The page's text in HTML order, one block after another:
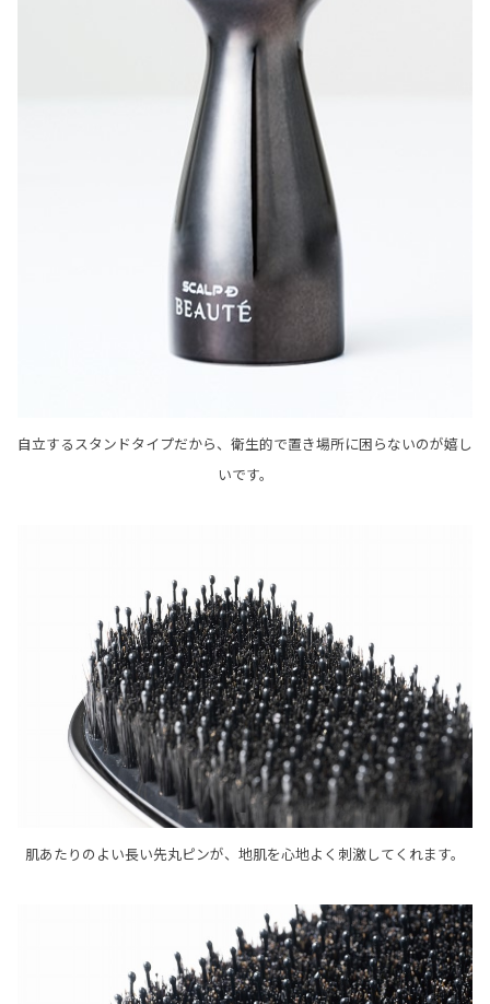
自立するスタンドタイプだから、衛生的で置き場所に困らないのが嬉し
いです。
肌あたりのよい⾧い先丸ピンが、地肌を心地よく刺激してくれます。